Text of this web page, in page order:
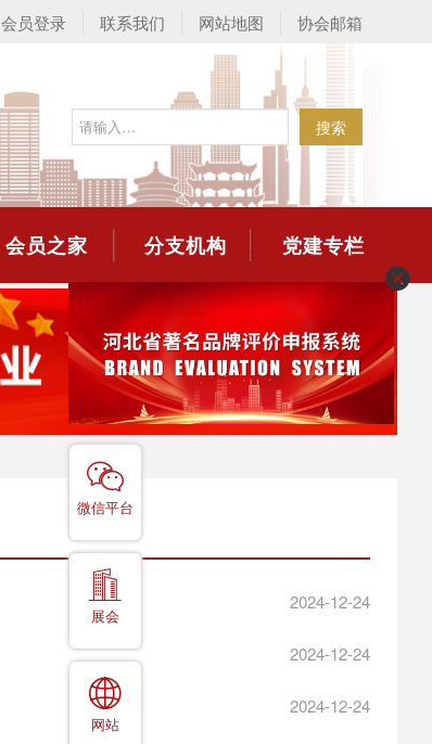
会员登录 联系我们 网站地图 协会邮箱
搜索
会员之家 分支机构 党建专栏
2024-12-24
2024-12-24
2024-12-24
微信平台
展会
网站